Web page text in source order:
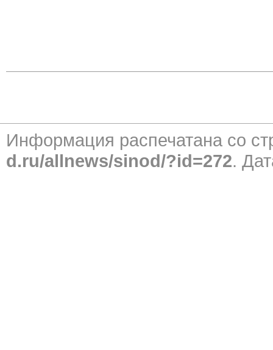
Информация распечатана со
d.ru/allnews/sinod/?id=272.